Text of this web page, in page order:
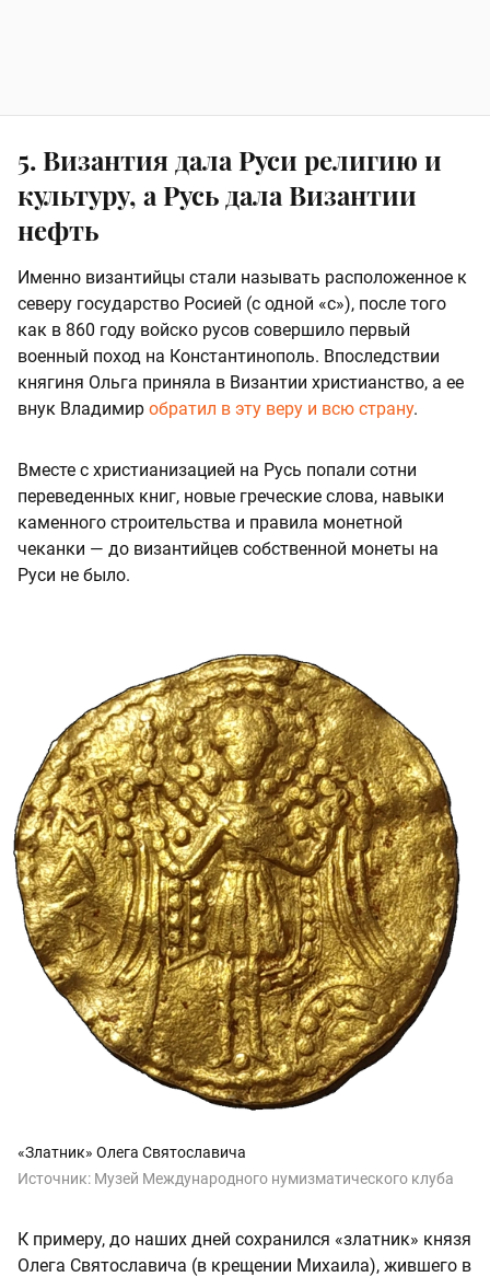
5. Византия дала Руси религию и
культуру, а Русь дала Византии
нефть
Именно византийцы стали называть расположенное к
северу государство Росией (с одной «с»), после того
как в 860 году войско русов совершило первый
военный поход на Константинополь. Впоследствии
княгиня Ольга приняла в Византии христианство, а ее
внук Владимир обратил в эту веру и всю страну.
Вместе с христианизацией на Русь попали сотни
переведенных книг, новые греческие слова, навыки
каменного строительства и правила монетной
чеканки — до византийцев собственной монеты на
Руси не было.
«Златник» Олега Святославича
Источник: Музей Международного нумизматического клуба
К примеру, до наших дней сохранился «златник» князя
Олега Святославича (в крещении Михаила), жившего в